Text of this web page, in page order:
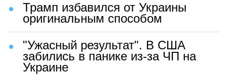
Трамп избавился от Украины
оригинальным способом
"Ужасный результат". В США
забились в панике из-за ЧП на
Украине